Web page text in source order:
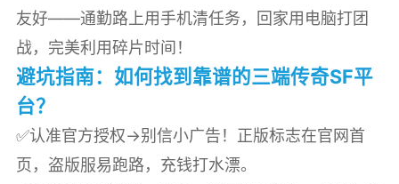
友好——通勤路上用手机清任务，回家用电脑打团
战，完美利用碎片时间！
避坑指南：如何找到靠谱的三端传奇SF平
台？
✅认准官方授权→别信小广告！正版标志在官网首
页，盗版服易跑路，充钱打水漂。